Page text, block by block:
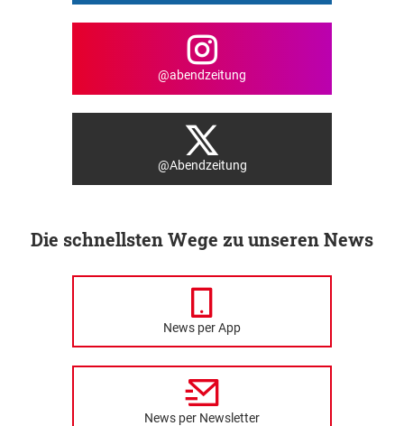
@abendzeitung
@Abendzeitung
Die schnellsten Wege zu unseren News
News per App
News per Newsletter